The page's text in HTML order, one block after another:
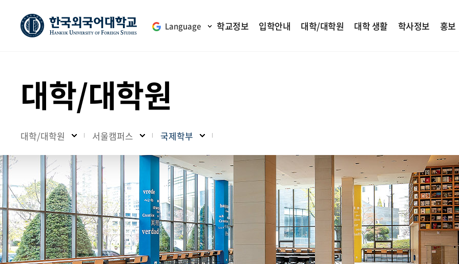
Language 학교정보 입학안내 대학/대학원 대학 생활 학사정보 홍보
대학/대학원
대학/대학원 서울캠퍼스 국제학부